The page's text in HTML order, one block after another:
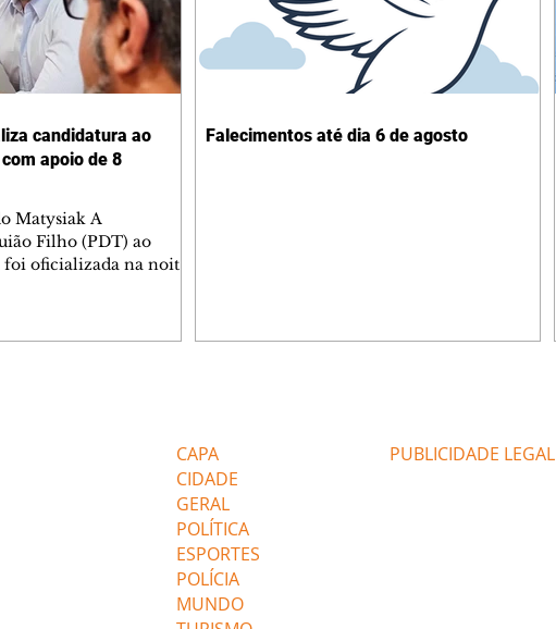
candidatura ao
apoio de 8
Matysiak A
Filho (PDT) ao
oficializada na noite
da coligação e
Falecimentos até dia 6 de agosto
CAPA
CIDADE
GERAL
POLÍTICA
ESPORTES
POLÍCIA
MUNDO
PUBLICIDADE LEGAL